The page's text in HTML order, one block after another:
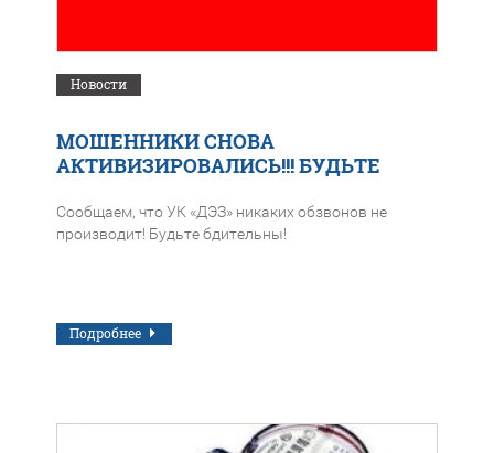
Новости
МОШЕННИКИ СНОВА
АКТИВИЗИРОВАЛИСЬ!!! БУДЬТЕ
Сообщаем, что УК «ДЭЗ» никаких обзвонов не
производит! Будьте бдительны!
Подробнее